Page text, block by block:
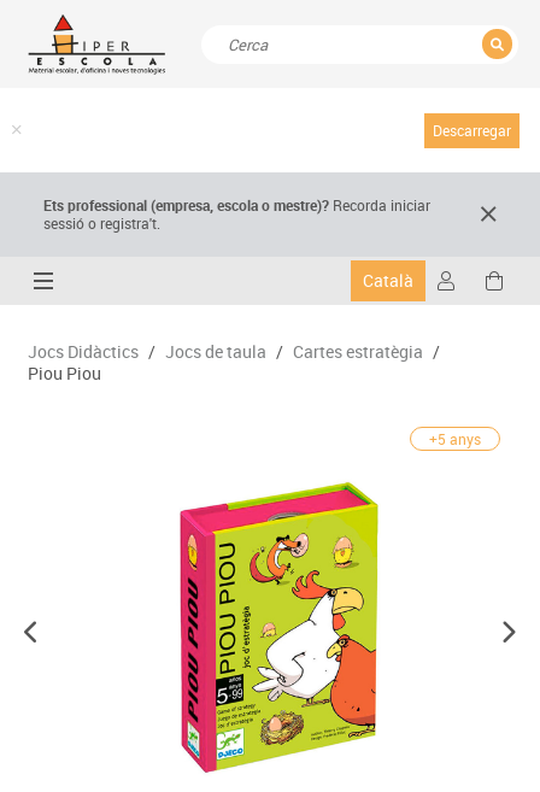
Descarregar
Ets professional (empresa,escola o mestre)? Recorda iniciar
sessió o registra't.
Català
Jocs Didàctics / Jocs de taula / Cartes estratègia /
Piou Piou
+5 anys